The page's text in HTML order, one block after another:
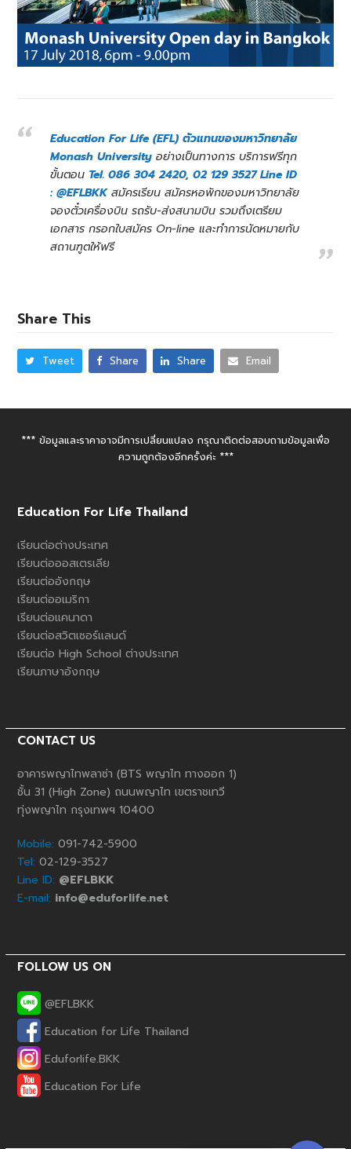
Education For Life (EFL) ตัวแทนของมหาวิทยาลัย
Monash University อย่างเป็นทางการ บริการฟรีทุก
ขั้นตอน Tel. 086 304 2420, 02 129 3527 Line ID
: @EFLBKKสมัครเรียน สมัครหอพักของมหาวิทยาลัย
จองตั๋วเครื่องบิน รถรับ-ส่งสนามบิน รวมถึงเตรียม
เอกสาร กรอกใบสมัคร On-line และทำการนัดหมายกับ
สถานฑูตให้ฟรี
Share This
Tweet Share Share Email
*** ข้อมูลและราคาอาจมีการเปลี่ยนแปลง กรุณาติดต่อสอบถามข้อมูลเพื่อ
ความถูกต้องอีกครั้งค่ะ ***
Education For Life Thailand
เรียนต่อต่างประเทศ
เรียนต่อออสเตรเลีย
เรียนต่ออังกฤษ
เรียนต่ออเมริกา
เรียนต่อแคนาดา
เรียนต่อสวิตเซอร์แลนด์
เรียนต่อ High School ต่างประเทศ
เรียนภาษาอังกฤษ
CONTACT US
อาคารพญาไทพลาซ่า (BTS พญาไท ทางออก 1)
ชั้น 31 (High Zone) ถนนพญาไท เขตราชเทวี
ทุ่งพญาไท กรุงเทพฯ 10400
Mobile: 091-742-5900
Tel: 02-129-3527
Line ID: @EFLBKK
E-mail: info@eduforlife.net
FOLLOW US ON
@EFLBKK
Education for Life Thailand
Eduforlife.BKK
Education For Life